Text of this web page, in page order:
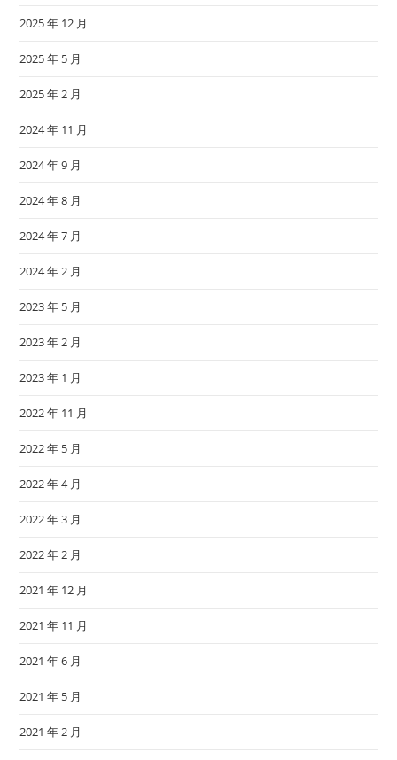
2025 年 12 月
2025 年 5 月
2025 年 2 月
2024 年 11 月
2024 年 9 月
2024 年 8 月
2024 年 7 月
2024 年 2 月
2023 年 5 月
2023 年 2 月
2023 年 1 月
2022 年 11 月
2022 年 5 月
2022 年 4 月
2022 年 3 月
2022 年 2 月
2021 年 12 月
2021 年 11 月
2021 年 6 月
2021 年 5 月
2021 年 2 月